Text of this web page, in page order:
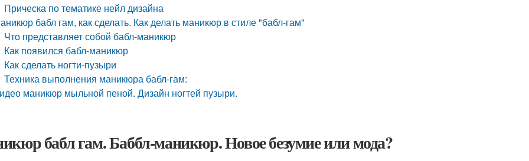
Прическа по тематике нейл дизайна
бабл гам, как сделать. Как делать маникюр в стиле "бабл-гам"
Что представляет собой бабл-маникюр
Как появился бабл-маникюр
Как сделать ногти-пузыри
Техника выполнения маникюра бабл-гам:
маникюр мыльной пеной. Дизайн ногтей пузыри.
бабл гам. Баббл-маникюр. Новое безумие или мода?